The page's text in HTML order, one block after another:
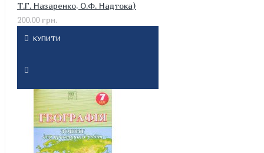
Т.Г. Назаренко, О.Ф. Надтока)
200.00 грн.
КУПИТИ